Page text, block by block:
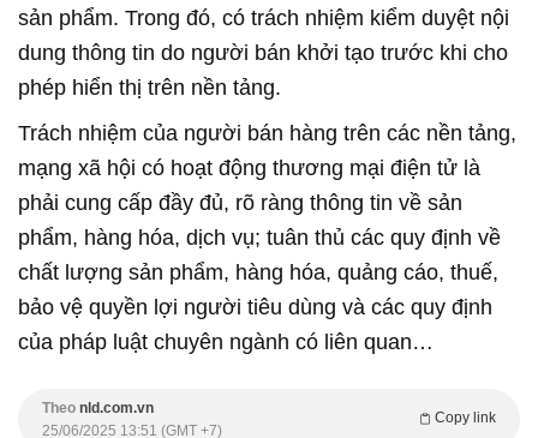
sản phẩm. Trong đó, có trách nhiệm kiểm duyệt nội
dung thông tin do người bán khởi tạo trước khi cho
phép hiển thị trên nền tảng.
Trách nhiệm của người bán hàng trên các nền tảng,
mạng xã hội có hoạt động thương mại điện tử là
phải cung cấp đầy đủ, rõ ràng thông tin về sản
phẩm, hàng hóa, dịch vụ; tuân thủ các quy định về
chất lượng sản phẩm, hàng hóa, quảng cáo, thuế,
bảo vệ quyền lợi người tiêu dùng và các quy định
của pháp luật chuyên ngành có liên quan…
Theo nld.com.vn
Copy link
25/06/2025 13:51 (GMT +7)